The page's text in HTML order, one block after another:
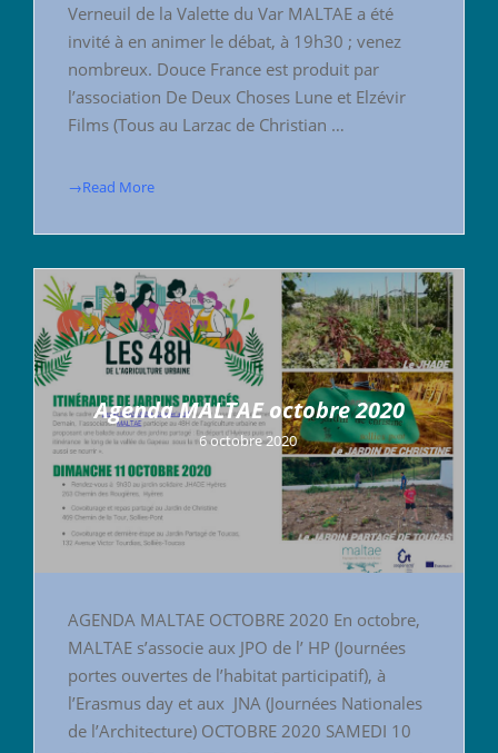
Verneuil de la Valette du Var MALTAE a été
invité à en animer le débat, à 19h30 ; venez
nombreux. Douce France est produit par
l’association De Deux Choses Lune et Elzévir
Films (Tous au Larzac de Christian …
→Read More
Agenda MALTAE octobre 2020
6 octobre 2020
AGENDA MALTAE OCTOBRE 2020 En octobre,
MALTAE s’associe aux JPO de l’ HP (Journées
portes ouvertes de l’habitat participatif), à
l’Erasmus day et aux JNA (Journées Nationales
de l’Architecture) OCTOBRE 2020 SAMEDI 10